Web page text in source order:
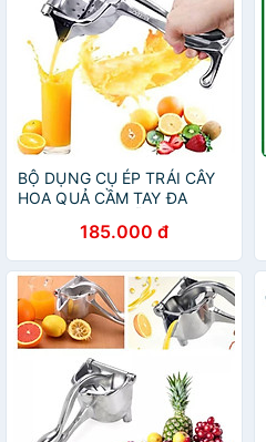
BỘ DỤNG CỤ ÉP TRÁI CÂY
HOA QUẢ CẦM TAY ĐA
CHẤT LƯỢNG185.000 đ